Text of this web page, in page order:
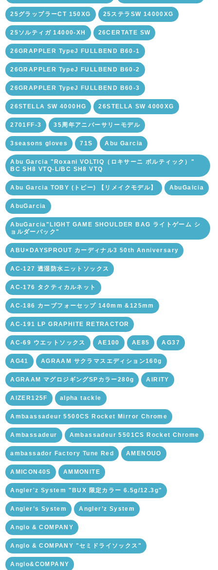
25グラップラーCT 150XG 25ステラSW 14000XG
25ソルティガ 14000-XH 26CERTATE SW
26GRAPPLER TypeJ FULLBEND B60-1
26GRAPPLER TypeJ FULLBEND B60-2
26GRAPPLER TypeJ FULLBEND B60-3
26STELLA SW 4000HG 26STELLA SW 4000XG
2701FF-3 35周年アニバーサリーモデル
3seasons gloves 71S Abu Garcia
Abu Garcia "Roxani VOLTIQ（ロキサーニ ボルティック）"
BC SH8 VTQ-L/BC SH8 VTQ
Abu Garcia TOBY (トビー) 【リメイクモデル】 AbuGalcia
AbuGarcia
AbuGarcia"LIGHT GAME SHOULDER BAG ライトゲーム シ
ョルダーバック"
ABU×DAYSPROUT カーディナル3 50th Anniversary
AC-127 透湿防水ニットソックス
AC-176 タクティカルネット
AC-186 カーブフォーセップ 140mm &125mm
AC-191 LP GRAPHITE RETRACTOR
AC-69 ウエットソックス AE100 AE85 AG37
AG41 AGRAAM サクラマスエディション160g
AGRAAM マグロジギングSPカラー280g AIRITY
AIZER125F alpha tackle
Ambaassadeur 5500CS Rocket Mirror Chrome
Ambassadeur Ambassadeur 5501CS Rocket Chrome
ambassador Factory Tune Red AMENOUO
AMICON40S AMMONITE
Angler'z System "BUX 限定カラー 6.5g/12.3g"
Angler’s System Angler’z System
Anglo & COMPANY
Anglo & COMPANY "セミドライソックス"
Anglo&COMPANY